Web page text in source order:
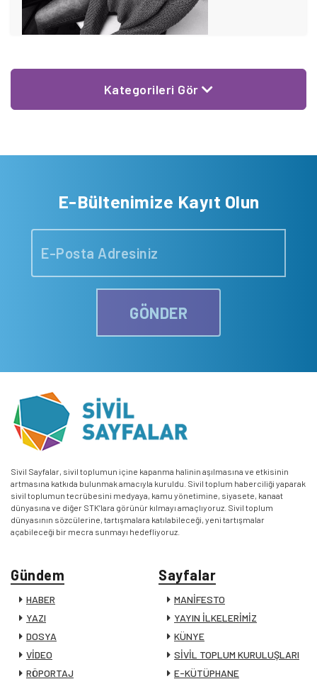
Kategorileri Gör
E-Bültenimize Kayıt Olun
GÖNDER
Sivil Sayfalar, sivil toplumun içine kapanma halinin aşılmasına ve etkisinin
artmasına katkıda bulunmak amacıyla kuruldu. Sivil toplum haberciliği yaparak
sivil toplumun tecrübesini medyaya, kamu yönetimine, siyasete, kanaat
dünyasına ve diğer STK’lara görünür kılmayı amaçlıyoruz. Sivil toplum
dünyasının sözcülerine, tartışmalara katılabileceği, yeni tartışmalar
açabileceği bir mecra sunmayı hedefliyoruz.
Gündem
HABER
YAZI
DOSYA
VİDEO
RÖPORTAJ
Sayfalar
MANİFESTO
YAYIN İLKELERİMİZ
KÜNYE
SİVİL TOPLUM KURULUŞLARI
E-KÜTÜPHANE